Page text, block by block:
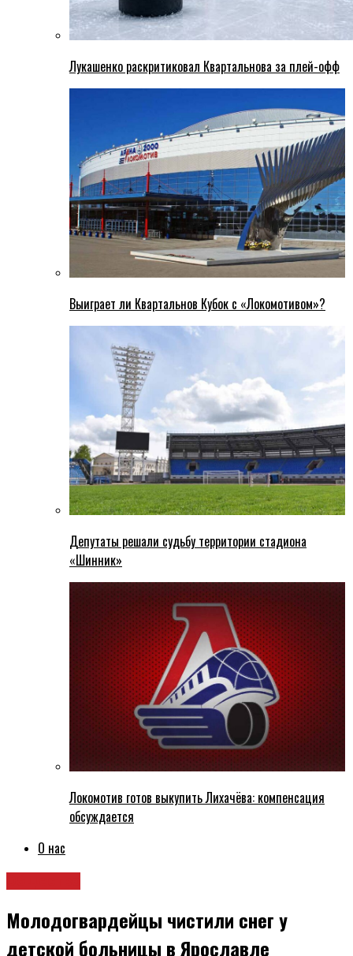
Лукашенко раскритиковал Квартальнова за плей-офф
Выиграет ли Квартальнов Кубок с «Локомотивом»?
Депутаты решали судьбу территории стадиона
«Шинник»
Локомотив готов выкупить Лихачёва: компенсация
обсуждается
О нас
Молодогвардейцы чистили снег у
детской больницы в Ярославле